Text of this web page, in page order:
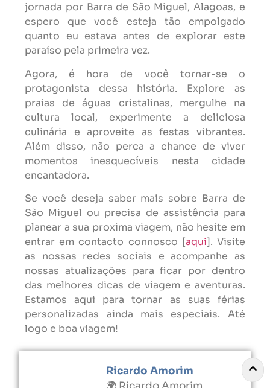
jornada por Barra de São Miguel, Alagoas, e
espero que você esteja tão empolgado
quanto eu estava antes de explorar este
paraíso pela primeira vez.
Agora, é hora de você tornar-se o
protagonista dessa história. Explore as
praias de águas cristalinas, mergulhe na
cultura local, experimente a deliciosa
culinária e aproveite as festas vibrantes.
Além disso, não perca a chance de viver
momentos inesquecíveis nesta cidade
encantadora.
Se você deseja saber mais sobre Barra de
São Miguel ou precisa de assistência para
planear a sua proxima viagem, não hesite em
entrar em contacto connosco [aqui]. Visite
as nossas redes sociais e acompanhe as
nossas atualizações para ficar por dentro
das melhores dicas de viagem e aventuras.
Estamos aqui para tornar as suas férias
personalizadas ainda mais especiais. Até
logo e boa viagem!
Ricardo Amorim